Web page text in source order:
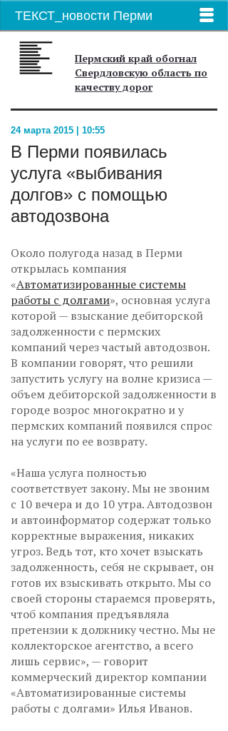
ТЕКСТ_новости Перми
Пермский край обогнал
Свердловскую область по
качеству дорог
24 марта 2015 | 10:55
В Перми появилась
услуга «выбивания
долгов» с помощью
автодозвона
Около полугода назад в Перми
открылась компания
«Автоматизированные системы
работы с долгами», основная услуга
которой — взыскание дебиторской
задолженности с пермских
компаний через частый автодозвон.
В компании говорят, что решили
запустить услугу на волне кризиса —
объем дебиторской задолженности в
городе возрос многократно и у
пермских компаний появился спрос
на услуги по ее возврату.
«Наша услуга полностью
соответствует закону. Мы не звоним
с 10 вечера и до 10 утра. Автодозвон
и автоинформатор содержат только
корректные выражения, никаких
угроз. Ведь тот, кто хочет взыскать
задолженность, себя не скрывает, он
готов их взыскивать открыто. Мы со
своей стороны стараемся проверять,
чтоб компания предъявляла
претензии к должнику честно. Мы не
коллекторское агентство, а всего
лишь сервис», — говорит
коммерческий директор компании
«Автоматизированные системы
работы с долгами» Илья Иванов.